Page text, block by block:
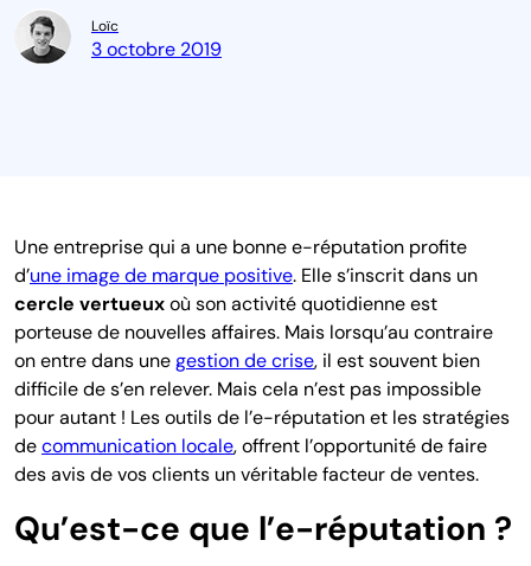
Loïc
3 octobre 2019
Une entreprise qui a une bonne e-réputation profite
d’une image de marque positive. Elle s’inscrit dans un
cercle vertueuxoù son activité quotidienne est
porteuse de nouvelles affaires. Mais lorsqu’au contraire
on entre dans unegestion decrise, il est souvent bien
difficile de s’en relever. Mais cela n’est pas impossible
pour autant ! Les outils de l’e-réputation et les stratégies
decommunication locale, offrent l’opportunité de faire
des avis de vos clients un véritable facteur de ventes.
Qu’est-ce que l’e-réputation ?